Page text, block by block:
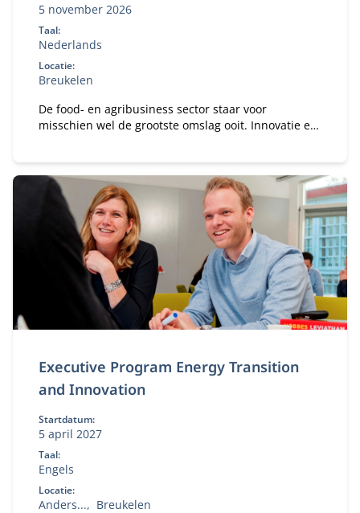
5 november 2026
Taal:
Nederlands
Locatie:
Breukelen
De food- en agribusiness sector staar voor
misschien wel de grootste omslag ooit. Innovatie en
concurrentiekracht en toekomstbestendigheid.
Executive Program Energy Transition
and Innovation
Startdatum:
5 april 2027
Taal:
Engels
Locatie:
Anders...
Breukelen